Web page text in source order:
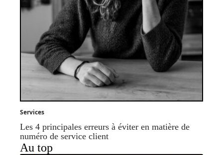
Services
Les 4 principales erreurs à éviter en matière de
numéro de service client
Au top